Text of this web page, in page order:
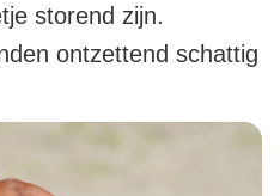
storend zijn.
ontzettend schattig